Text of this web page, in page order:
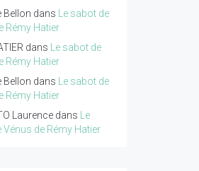
Bellon dans
Le sabot de
Rémy Hatier
dans
Le sabot de
Rémy Hatier
Bellon dans
Le sabot de
Rémy Hatier
Laurencedans
Le
Vénus de Rémy Hatier